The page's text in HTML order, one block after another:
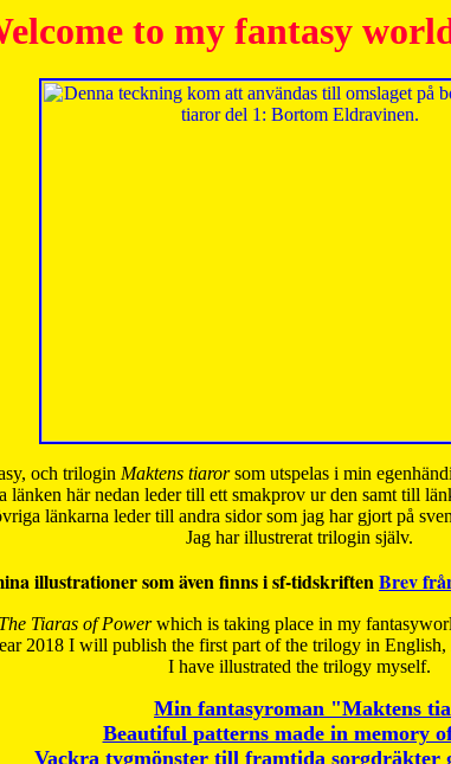
to my fantasy
och trilogin Maktens tiarorsom utspelas i min
länken här nedan leder till ett smakprov ur den samt till
länkarna leder till andra sidor som jag har gjort på
Jag har illustrerat trilogin själv.
illustrationer som även finns i sf-tidskriftenBrev
The Tiaras of Powerwhich is taking place in my
2018 I will publish the first part of the trilogy in English,
I have illustrated the trilogy myself.
Min fantasyroman "Maktens
Beautiful patterns made in memory
Vackra tygmönster till framtida sorgdräkter